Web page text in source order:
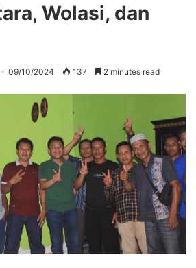
Wolasi, dan
09/10/2024 137 2 minutes read